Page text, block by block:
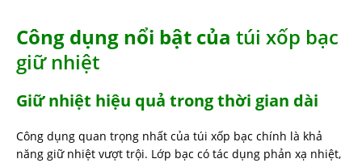
Công dụng nổi bật của túi xốp bạc
giữ nhiệt
Giữ nhiệt hiệu quả trong thời gian dài
Công dụng quan trọng nhất của túi xốp bạc chính là khả
năng giữ nhiệt vượt trội. Lớp bạc có tác dụng phản xạ nhiệt,